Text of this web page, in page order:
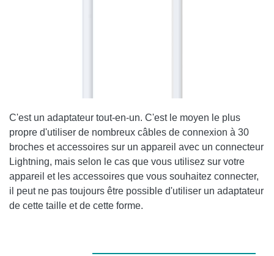
C'est un adaptateur tout-en-un. C'est le moyen le plus
propre d'utiliser de nombreux câbles de connexion à 30
broches et accessoires sur un appareil avec un connecteur
Lightning, mais selon le cas que vous utilisez sur votre
appareil et les accessoires que vous souhaitez connecter,
il peut ne pas toujours être possible d'utiliser un adaptateur
de cette taille et de cette forme.